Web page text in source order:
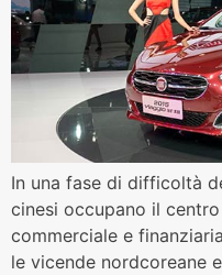
In una fase di difficoltà
cinesi occupano il
commerciale e
le vicende nordcoreane